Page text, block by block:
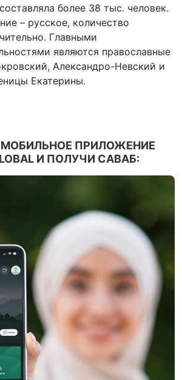
более 38 тыс. человек.
– русское, количество
Главными
являются православные
Александро-Невский и
Екатерины.
ПРИЛОЖЕНИЕ
И ПОЛУЧИ САВАБ: